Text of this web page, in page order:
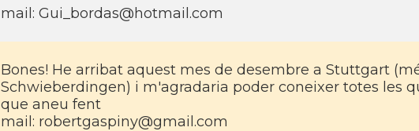
mail: Gui_bordas@hotmail.com
Bones! He arribat aquest mes de desembre a Stuttgart
Schwieberdingen) i m'agradaria poder coneixer totes les
que aneu fent
mail: robertgaspiny@gmail.com